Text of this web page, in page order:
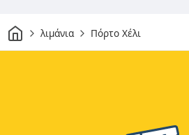
Σπίτιλιμάνια Πόρτο Χέλι